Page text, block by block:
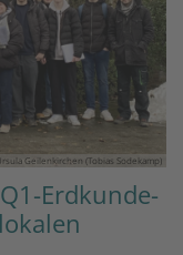
Geilenkirchen (Tobias Sodekamp)
Erdkunde-